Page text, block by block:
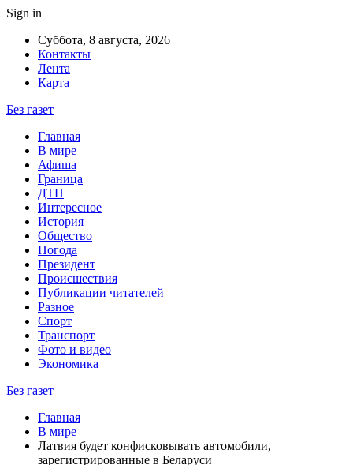
Sign in
Суббота, 8 августа, 2026
Контакты
Лента
Карта
Без газет
Главная
В мире
Афиша
Граница
ДТП
Интересное
История
Общество
Погода
Президент
Происшествия
Публикации читателей
Разное
Спорт
Транспорт
Фото и видео
Экономика
Без газет
Главная
В мире
Латвия будет конфисковывать автомобили,
зарегистрированные в Беларуси